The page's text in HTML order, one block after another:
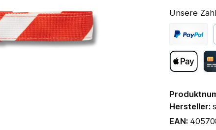
Unsere
Hersteller:
EAN: